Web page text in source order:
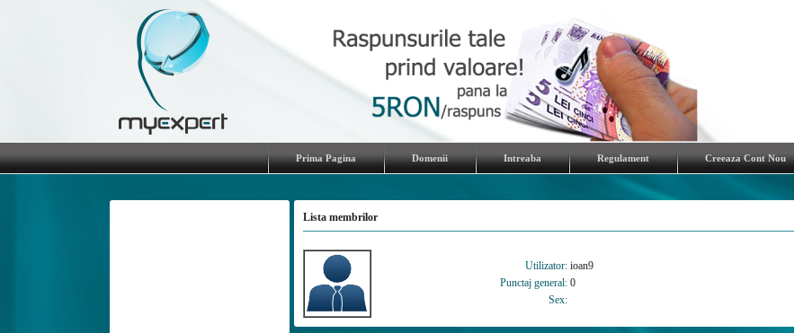
Prima Pagina Domenii Intreaba Regulament Creeaza Cont Nou
Lista membrilor
Utilizator: ioan9
Punctaj general: 0
Sex: